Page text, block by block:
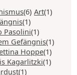
(6) Art(1)
(1)
Pasolini(1)
Gefängnis(1)
Hoppe(1)
Kagarlitzki(1)
(1)